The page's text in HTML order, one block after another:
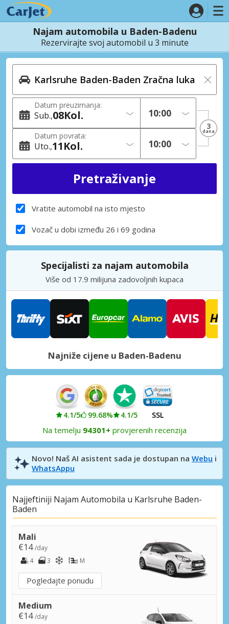
Najam automobila u Baden-Badenu
Rezervirajte svoj automobil u 3 minute
Datum preuzimanja:
Sub. 08Kol.
Datum povrata:
Uto. 11Kol.
3
dana
Vratite automobil na isto mjesto
Vozač u dobi između 26 i 69 godina
Specijalisti za najam automobila
Više od 17.9 milijuna zadovoljnih kupaca
Najniže cijene u Baden-Badenu
4.1/5 99.68% 4.1/5 SSL
Na temelju 94301+ provjerenih recenzija
Novo! Naš AI asistent sada je dostupan na Webu i
WhatsAppu
Najjeftiniji Najam Automobila u Karlsruhe Baden-
Baden
Mali
€14/day
4
3 M
Pogledajte ponudu
Medium
€14/day